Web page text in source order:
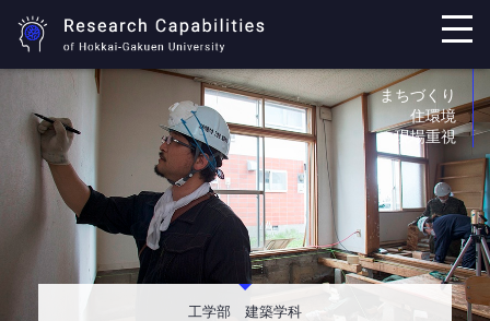
まちづくり
住環境
現場重視
工学部 建築学科